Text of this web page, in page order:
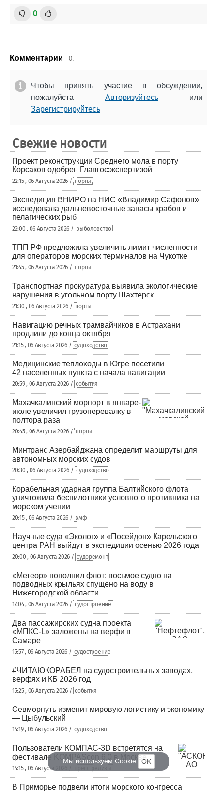
0
Комментарии 0.
Чтобы принять участие в обсуждении,
пожалуйста Авторизуйтесьили
Зарегистрируйтесь
Свежие новости
Проект реконструкции Среднего мола в порту
Корсаков одобрен Главгосэкспертизой
22:15 , 06 Августа 2026 / порты
Экспедиция ВНИРО на НИС «Владимир Сафонов»
исследовала дальневосточные запасы крабов и
пелагических рыб
22:00 , 06 Августа 2026 / рыболовство
ТПП РФ предложила увеличить лимит численности
для операторов морских терминалов на Чукотке
21:45 , 06 Августа 2026 / порты
Транспортная прокуратура выявила экологические
нарушения в угольном порту Шахтерск
21:30 , 06 Августа 2026 / порты
Навигацию речных трамвайчиков в Астрахани
продлили до конца октября
21:15 , 06 Августа 2026 / судоходство
Медицинские теплоходы в Югре посетили
42 населенных пункта с начала навигации
20:59 , 06 Августа 2026 / события
Махачкалинский морпорт в январе-
июле увеличил грузоперевалку в
полтора раза
20:45 , 06 Августа 2026 / порты
Минтранс Азербайджана определит маршруты для
автономных морских судов
20:30 , 06 Августа 2026 / судоходство
Корабельная ударная группа Балтийского флота
уничтожила беспилотники условного противника на
морском учении
20:15 , 06 Августа 2026 / вмф
Научные суда «Эколог» и «Посейдон» Карельского
центра РАН выйдут в экспедиции осенью 2026 года
20:00 , 06 Августа 2026 / судоремонт
«Метеор» пополнил флот: восьмое судно на
подводных крыльях спущено на воду в
Нижегородской области
17:04 , 06 Августа 2026 / судостроение
Два пассажирских судна проекта
«МПКС-L» заложены на верфи в
Самаре
15:57 , 06 Августа 2026 / судостроение
#ЧИТАЮКОРАБЕЛ на судостроительных заводах,
верфях и КБ 2026 год
15:25 , 06 Августа 2026 / события
Севморпуть изменит мировую логистику и экономику
— Цыбульский
14:19 , 06 Августа 2026 / судоходство
Пользователи КОМПАС-3D встретятся на
фестивале KOMPAScon 6.0 в Москве
14:15 , 06 Августа 2026 /
В Приморье подвели итоги морского конгресса
Мы используем Cookie OK